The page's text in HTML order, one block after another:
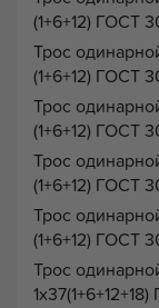
(1+6+12) ГОСТ
Трос
(1+6+12) ГОСТ
Трос
(1+6+12) ГОСТ
Трос
(1+6+12) ГОСТ
Трос
(1+6+12) ГОСТ
Трос